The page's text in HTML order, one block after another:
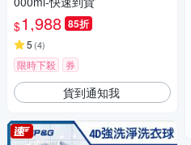
$1,988 85折
5 (4)
限時下殺 券
貨到通知我